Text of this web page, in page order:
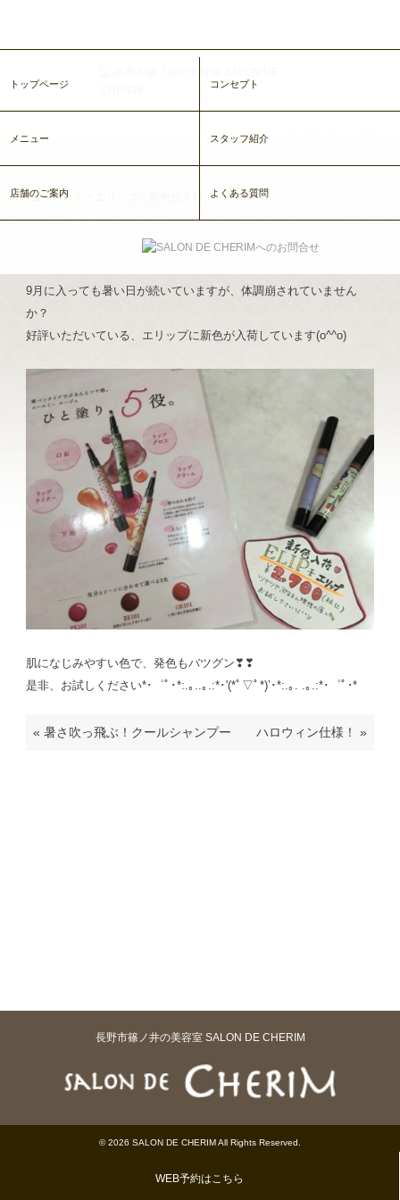
WEB予約はこちら
トップページ コンセプト
メニュー スタッフ紹介
店舗のご案内 よくある質問
ホーム>ブログ
エリップに新色が入荷
9月に入っても暑い日が続いていますが、体調崩されていません
か？
好評いただいている、エリップに新色が入荷しています(o^^o)
肌になじみやすい色で、発色もバツグン❣❣
是非、お試しください*･゜ﾟ･*:.｡..｡.:*･'(*ﾟ▽ﾟ*)’･*:.｡. .｡.:*･゜ﾟ･*
«暑さ吹っ飛ぶ！クールシャンプー ハロウィン仕様！ »
長野市篠ノ井の美容室 SALON DE CHERIM
© 2026 SALON DE CHERIM All Rights Reserved.